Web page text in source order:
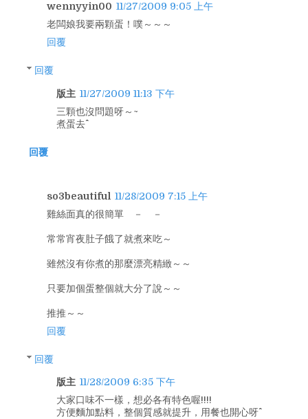
wennyyin00 11/27/2009 9:05 上午
老闆娘我要兩顆蛋！噗～～～
回覆
回覆
版主 11/27/2009 11:13 下午
三顆也沒問題呀～~
煮蛋去^^
回覆
so3beautiful 11/28/2009 7:15 上午
雞絲面真的很簡單 － －
常常宵夜肚子餓了就煮來吃～
雖然沒有你煮的那麼漂亮精緻～～
只要加個蛋整個就大分了說～～
推推～～
回覆
回覆
版主 11/28/2009 6:35 下午
大家口味不一樣，想必各有特色喔!!!!
方便麵加點料，整個質感就提升，用餐也開心呀^^